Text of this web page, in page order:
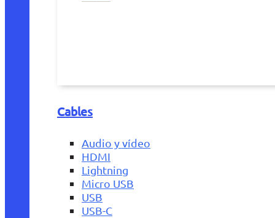
Cables
Audio y vídeo
HDMI
Lightning
Micro USB
USB
USB-C